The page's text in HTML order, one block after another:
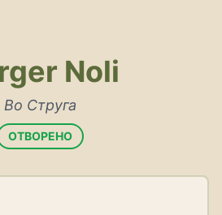
Noli
Во Струга
ОТВОРЕНО